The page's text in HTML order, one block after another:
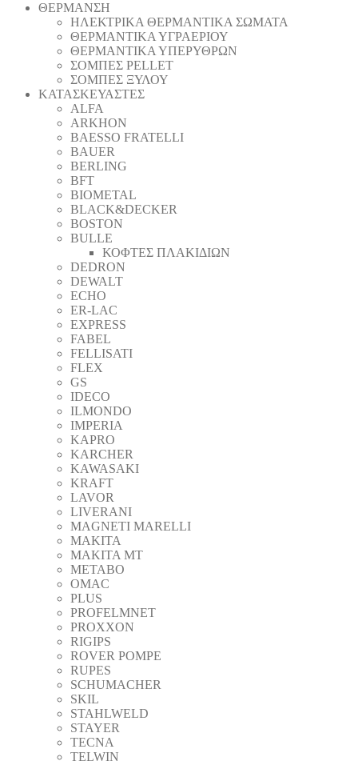
ΘΕΡΜΑΝΣΗ
ΗΛΕΚΤΡΙΚΑ ΘΕΡΜΑΝΤΙΚΑ ΣΩΜΑΤΑ
ΘΕΡΜΑΝΤΙΚΑ ΥΓΡΑΕΡΙΟΥ
ΘΕΡΜΑΝΤΙΚΑ ΥΠΕΡΥΘΡΩΝ
ΣΟΜΠΕΣ PELLET
ΣΟΜΠΕΣ ΞΥΛΟΥ
ΚΑΤΑΣΚΕΥΑΣΤΕΣ
ALFA
ARKHON
BAESSO FRATELLI
BAUER
BERLING
BFT
BIOMETAL
BLACK&DECKER
BOSTON
BULLE
ΚΟΦΤΕΣ ΠΛΑΚΙΔΙΩΝ
DEDRON
DEWALT
ECHO
ER-LAC
EXPRESS
FABEL
FELLISATI
FLEX
GS
IDECO
ILMONDO
IMPERIA
KAPRO
KARCHER
KAWASAKI
KRAFT
LAVOR
LIVERANI
MAGNETI MARELLI
MAKITA
MAKITA MT
METABO
OMAC
PLUS
PROFELMNET
PROXXON
RIGIPS
ROVER POMPE
RUPES
SCHUMACHER
SKIL
STAHLWELD
STAYER
TECNA
TELWIN